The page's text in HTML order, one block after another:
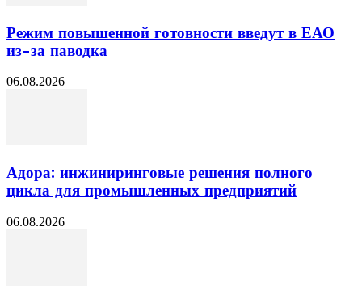
Режим повышенной готовности введут в ЕАО
из-за паводка
06.08.2026
Адора: инжиниринговые решения полного
цикла для промышленных предприятий
06.08.2026